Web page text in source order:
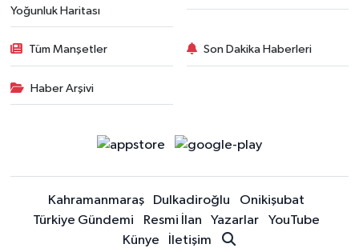
Yoğunluk Haritası
Tüm Manşetler Son Dakika Haberleri
Haber Arşivi
Kahramanmaraş Dulkadiroğlu
Onikişubat
Türkiye Gündemi
Resmi İlan Yazarlar
YouTube
Künye
İletişim